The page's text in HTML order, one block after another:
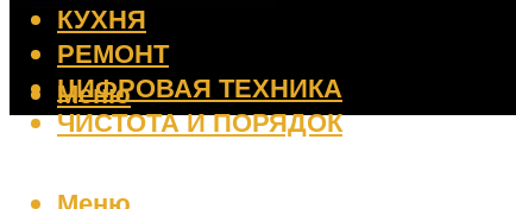
КУХНЯ
РЕМОНТ
ЦИФРОВАЯ ТЕХНИКА
ЧИСТОТА И ПОРЯДОК
Меню